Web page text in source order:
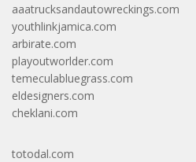
aaatrucksandautowreckings.com
youthlinkjamica.com
arbirate.com
playoutworlder.com
temeculabluegrass.com
eldesigners.com
cheklani.com
totodal.com